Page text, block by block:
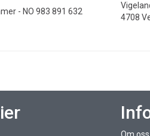
- NO 983 891 632
4708